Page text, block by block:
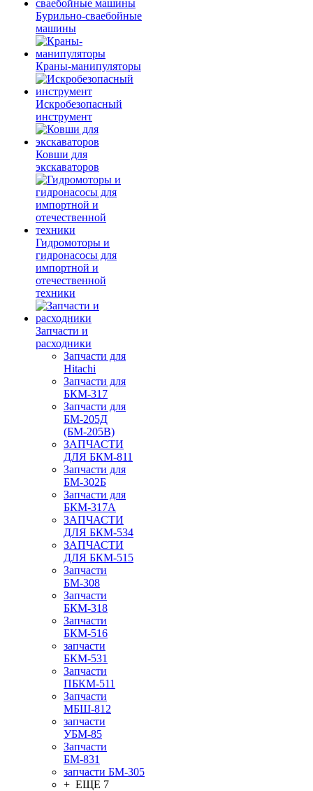
Бурильно-сваебойные
машины
Краны-манипуляторы
Искробезопасный
инструмент
Ковши для
экскаваторов
Гидромоторы и
гидронасосы для
импортной и
отечественной
техники
Запчасти и
расходники
Запчасти для
Hitachi
Запчасти для
БКМ-317
Запчасти для
БМ-205Д
(БМ-205В)
ЗАПЧАСТИ
ДЛЯ БКМ-811
Запчасти для
БМ-302Б
Запчасти для
БКМ-317А
ЗАПЧАСТИ
ДЛЯ БКМ-534
ЗАПЧАСТИ
ДЛЯ БКМ-515
Запчасти
БМ-308
Запчасти
БКМ-318
Запчасти
БКМ-516
запчасти
БКМ-531
Запчасти
ПБКМ-511
Запчасти
МБШ-812
запчасти
УБМ-85
Запчасти
БМ-831
запчасти БМ-305
+ ЕЩЕ 7